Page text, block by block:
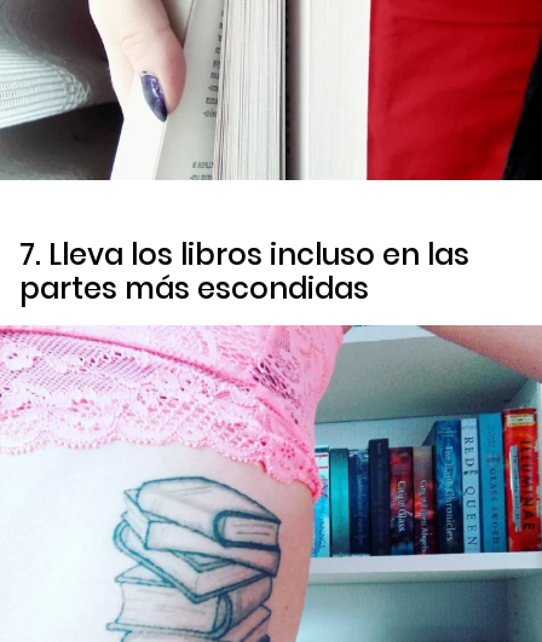
7. Lleva los libros incluso en las
partes más escondidas